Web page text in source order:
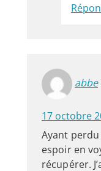
abbe
17 octobre
Ayant perdu
espoir en
récupérer.